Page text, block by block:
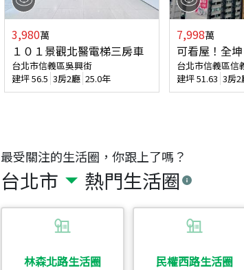
最受關注的生活圈，你跟上了嗎？
台北市 熱門生活圈
林森北路生活圈 民權西路生活圈
3,980萬
１０１景觀北醫電梯三房車
台北市信義區吳興街
建坪56.5 3房2廳 25.0年
7,998萬
可看屋！全
台北市信義區信
建坪51.63 3房2